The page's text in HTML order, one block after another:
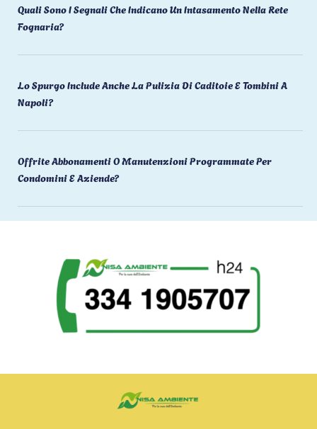
Quali Sono I Segnali Che Indicano Un Intasamento Nella Rete
Fognaria?
Lo Spurgo Include Anche La Pulizia Di Caditoie E Tombini A
Napoli?
Offrite Abbonamenti O Manutenzioni Programmate Per
Condomini E Aziende?